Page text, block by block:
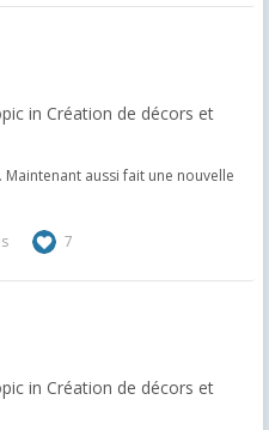
in Création de décors et
Maintenant aussi fait une nouvelle
7
in Création de décors et